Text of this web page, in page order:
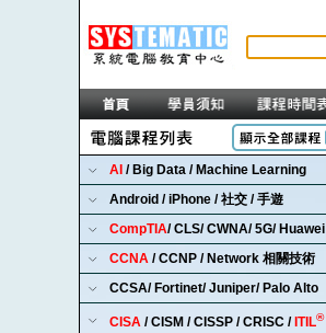
AI / Big Data / Machine Learning
Android / iPhone / 社交 / 手遊
CompTIA/ CLS/ CWNA/ 5G/ Huawei
CCNA / CCNP / Network 相關技術
CCSA/ Fortinet/ Juniper/ Palo Alto
CISA / CISM / CISSP / CRISC / ITIL®